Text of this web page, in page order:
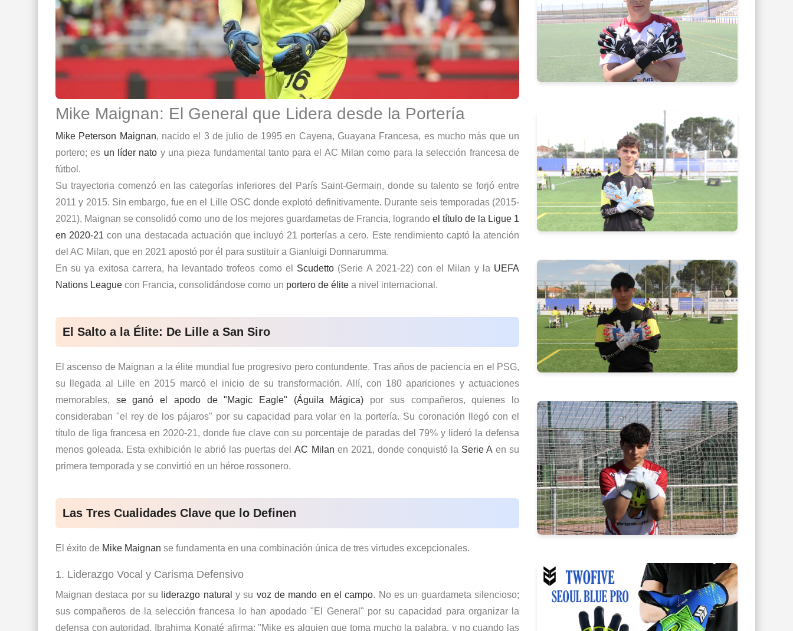
Mike Maignan: El General que Lidera desde la Portería
Mike Peterson Maignan, nacido el 3 de julio de 1995 en Cayena, Guayana Francesa, es mucho más que un
portero; es un líder nato y una pieza fundamental tanto para el AC Milan como para laselección francesa de
fútbol.
Su trayectoria comenzó en las categorías inferiores del París Saint-Germain, donde su talento se forjó entre
2011 y 2015. Sin embargo, fue en el Lille OSC donde explotó definitivamente. Durante seis temporadas (2015-
2021), Maignan se consolidó como uno de los mejores guardametas de Francia, logrando el título de la Ligue 1
en 2020-21 con una destacada actuación que incluyó 21 porterías a cero. Este rendimiento captó la atención
del AC Milan, que en 2021 apostó por él para sustituir a Gianluigi Donnarumma.
En su ya exitosa carrera, ha levantado trofeos como el Scudetto (Serie A 2021-22) con el Milan y la UEFA
Nations League con Francia, consolidándose como un portero de élite a nivel internacional.
El Salto a la Élite: De Lille a San Siro
El ascenso de Maignan a la élite mundial fue progresivo pero contundente. Tras años de paciencia en el PSG,
su llegada al Lille en 2015 marcó el inicio de su transformación. Allí, con 180 apariciones y actuaciones
memorables, se ganó el apodo de "Magic Eagle" (Águila Mágica) por sus compañeros, quienes lo
consideraban "el rey de los pájaros" por su capacidad para volar en la portería. Su coronación llegó con el
título de liga francesa en 2020-21, donde fue clave con su porcentaje de paradas del 79% y lideró la defensa
menos goleada. Esta exhibición le abrió las puertas delAC Milan en 2021, donde conquistó la Serie A en su
primera temporada y se convirtió en un héroe rossonero.
Las Tres Cualidades Clave que lo Definen
El éxito de Mike Maignan se fundamenta en una combinación única de tres virtudes excepcionales.
1. Liderazgo Vocal y Carisma Defensivo
Maignan destaca por su liderazgo natural y su voz de mando en el campo. No es un guardameta silencioso;
sus compañeros de la selección francesa lo han apodado "El General" por su capacidad para organizar la
defensa con autoridad. Ibrahima Konaté afirma: "Mike es alguien que toma mucho la palabra, y no cuando las